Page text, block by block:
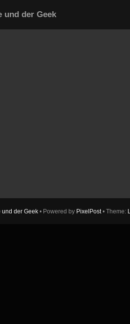
und der Geek
und der Geek • Powered by PixelPost• Theme: